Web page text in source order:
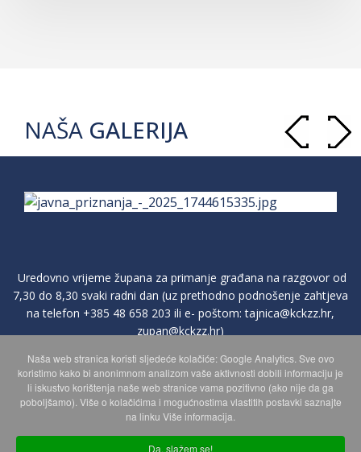
NAŠA GALERIJA
Uredovno vrijeme župana za primanje građana na razgovor od
7,30 do 8,30 svaki radni dan (uz prethodno podnošenje zahtjeva
na telefon +385 48 658 203 ili e- poštom:tajnica@kckzz.hr,
zupan@kckzz.hr)
POLITIKA ZAŠTITE PRIVATNOSTI OSOBNIH PODATAKA
MAPA WEBA
Naša web stranica koristi sljedeće kolačiće: Google Analytics. Sve ovo
koristimo kako bi anonimnom analizom vaše aktivnosti dobili informaciju je
li iskustvo korištenja naše web stranice vama pozitivno (ako nije da ga
poboljšamo). Više o kolačićima i mogućnostima vlastitih postavki saznajte
na linku Više informacija.
Da, slažem se!